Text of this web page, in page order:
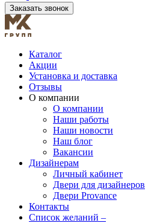
Заказать звонок
Каталог
Акции
Установка и доставка
Отзывы
О компании
О компании
Наши работы
Наши новости
Наш блог
Вакансии
Дизайнерам
Личный кабинет
Двери для дизайнеров
Двери Provance
Контакты
Список желаний –